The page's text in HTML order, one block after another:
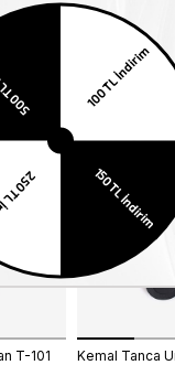
Ürünler
T-101 Kemal Tanca